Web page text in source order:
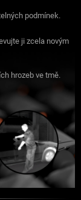
podmínek.
ji zcela novým
hrozeb ve tmě.